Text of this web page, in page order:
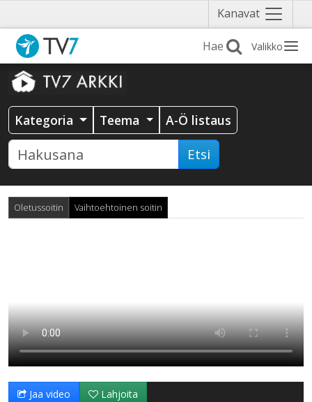
Kanavat Näytä
valikko
Valikko
Kategoria Teema A-Ö listaus
Etsi
Oletussoitin Vaihtoehtoinen soitin
Jaa video Lahjoita